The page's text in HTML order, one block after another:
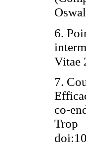
6.
Vitae
7.
co-